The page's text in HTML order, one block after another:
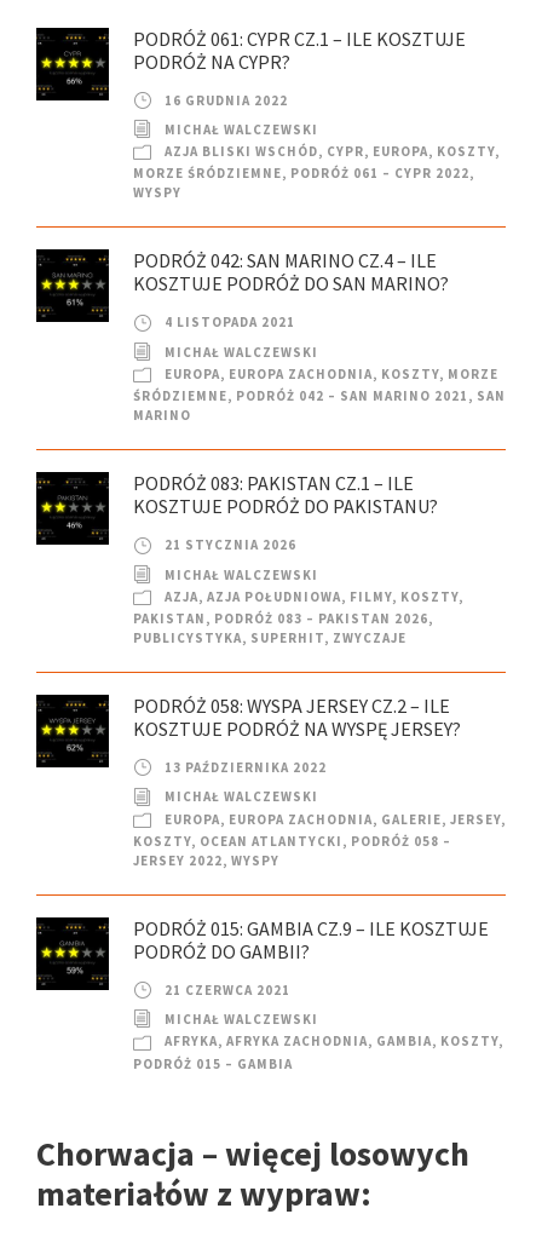
PODRÓŻ 061: CYPR CZ.1 – ILE KOSZTUJE
PODRÓŻ NA CYPR?
16 GRUDNIA 2022
MICHAŁ WALCZEWSKI
AZJA BLISKI WSCHÓD, CYPR, EUROPA, KOSZTY,
MORZE ŚRÓDZIEMNE, PODRÓŻ 061 – CYPR 2022,
WYSPY
PODRÓŻ 042: SAN MARINO CZ.4 – ILE
KOSZTUJE PODRÓŻ DO SAN MARINO?
4 LISTOPADA 2021
MICHAŁ WALCZEWSKI
EUROPA, EUROPA ZACHODNIA, KOSZTY, MORZE
ŚRÓDZIEMNE, PODRÓŻ 042 – SAN MARINO 2021 , SAN
MARINO
PODRÓŻ 083: PAKISTAN CZ.1 – ILE
KOSZTUJE PODRÓŻ DO PAKISTANU?
21 STYCZNIA 2026
MICHAŁ WALCZEWSKI
AZJA, AZJA POŁUDNIOWA, FILMY, KOSZTY,
PAKISTAN , PODRÓŻ 083 – PAKISTAN 2026,
PUBLICYSTYKA, SUPERHIT, ZWYCZAJE
PODRÓŻ 058: WYSPA JERSEY CZ.2 – ILE
KOSZTUJE PODRÓŻ NA WYSPĘ JERSEY?
13 PAŹDZIERNIKA 2022
MICHAŁ WALCZEWSKI
EUROPA, EUROPA ZACHODNIA, GALERIE, JERSEY,
KOSZTY, OCEAN ATLANTYCKI , PODRÓŻ 058 –
JERSEY 2022, WYSPY
PODRÓŻ 015: GAMBIA CZ.9 – ILE KOSZTUJE
PODRÓŻ DO GAMBII?
21 CZERWCA 2021
MICHAŁ WALCZEWSKI
AFRYKA, AFRYKA ZACHODNIA, GAMBIA, KOSZTY,
PODRÓŻ 015 – GAMBIA
Chorwacja – więcej losowych
materiałów z wypraw: